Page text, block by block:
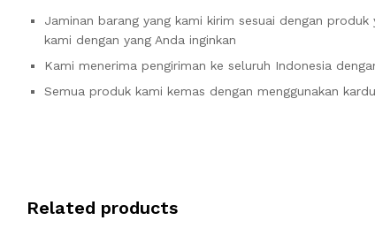
Jaminan barang yang kami kirim sesuai dengan
kami dengan yang Anda inginkan
Kami menerima pengiriman ke seluruh Indonesia
Semua produk kami kemas dengan menggunakan
Related products